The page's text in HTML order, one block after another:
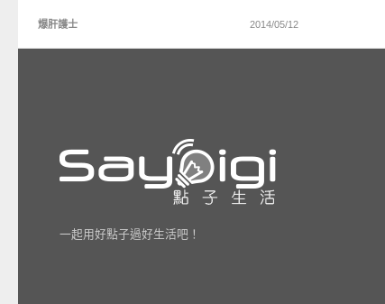
爆肝護士 2014/05/12
一起用好點子過好生活吧！